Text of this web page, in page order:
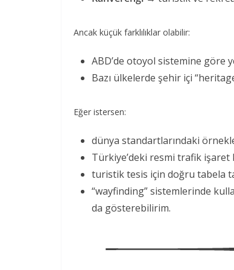
Ancak küçük farklılıklar olabilir:
ABD’de otoyol sistemine göre
Bazı ülkelerde şehir içi
Eğer istersen:
dünya standartlarındaki
Türkiye’deki resmi trafik işaret
turistik tesis için doğru tabela
“wayfinding” sistemlerinde
da gösterebilirim.